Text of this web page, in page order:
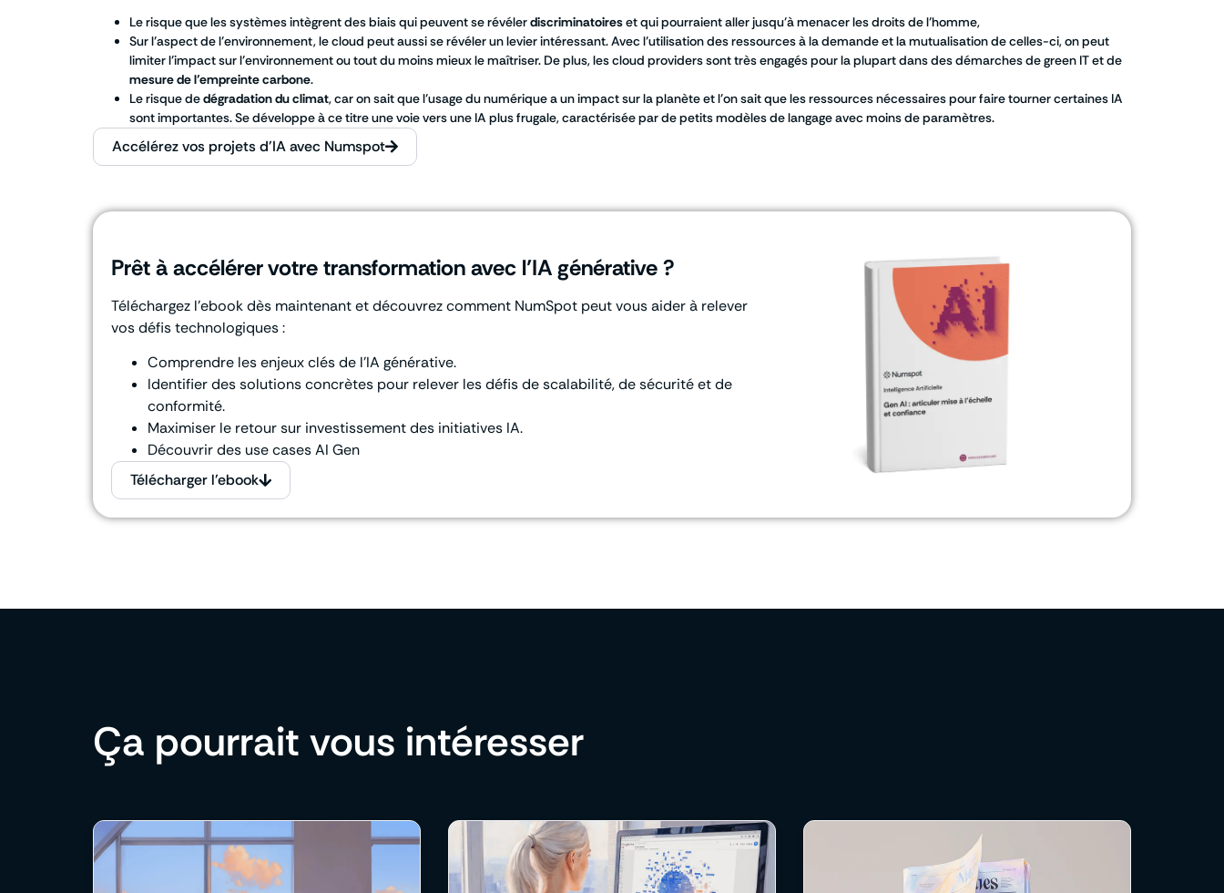
Le risque que les systèmes intègrent des biais qui peuvent se révélerdiscriminatoireset qui pourraient aller jusqu’à menacer les droits de l’homme,
Sur l’aspect de l’environnement, le cloud peut aussi se révéler un levier intéressant. Avec l’utilisation des ressources à la demande et la mutualisation de celles-ci, on peut
limiter l’impact sur l’environnement ou tout du moins mieux le maîtriser. De plus, les cloud providers sont très engagés pour la plupart dans des démarches de green IT et de
mesure de l’empreinte carbone.
Le risque dedégradation du climat, car on sait que l’usage du numérique a un impact sur la planète et l’on sait que les ressources nécessaires pour faire tourner certaines IA
sont importantes. Se développe à ce titre une voie vers une IA plus frugale, caractérisée par de petits modèles de langage avec moins de paramètres.
Accélérez vos projets d'IA avec Numspot
Prêt à accélérer votre transformation avec l’IA générative ?
Téléchargez l’ebook dès maintenant et découvrez comment NumSpot peut vous aider à relever
vos défis technologiques :
Comprendre les enjeux clés de l’IA générative.
Identifier des solutions concrètes pour relever les défis de scalabilité, de sécurité et de
conformité.
Maximiser le retour sur investissement des initiatives IA.
Découvrir des use cases AI Gen
Télécharger l'ebook
Ça pourrait vous intéresser​